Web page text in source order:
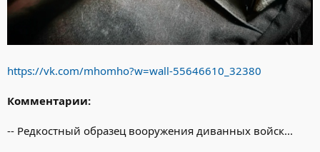
https://vk.com/mhomho?w=wall-55646610_32380
Комментарии:
-- Редкостный образец вооружения диванных войск...